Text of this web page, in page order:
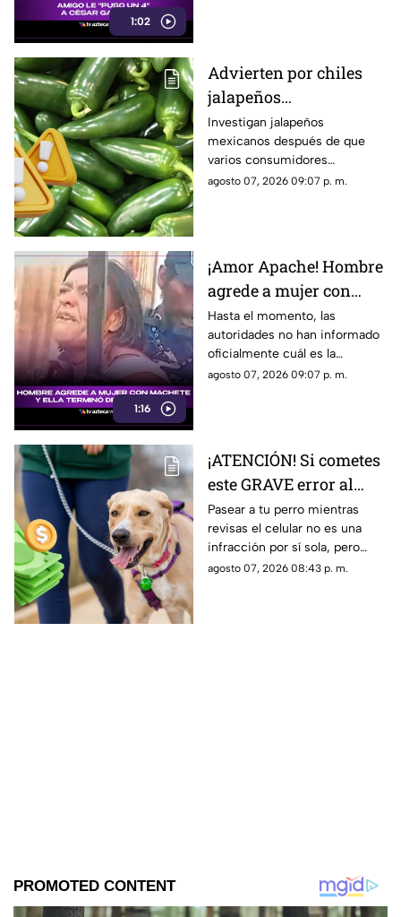
1:02
Advierten por chiles
jalapeños
CONTAMINADOS de
salmonella; hay más de
300 casos confirmados
Investigan jalapeños
mexicanos después de que
varios consumidores
enfermaran tras consumir
agosto 07, 2026 09:07 p. m.
1:16
¡Amor Apache! Hombre
agrede a mujer con
machete y ella termina
defendiéndolo [Video]
Hasta el momento, las
autoridades no han informado
oficialmente cuál es la
situación legal del hombre ni
agosto 07, 2026 09:07 p. m.
¡ATENCIÓN! Si cometes
este GRAVE error al
pasear a tu perro
podrías ser multado
Pasear a tu perro mientras
revisas el celular no es una
infracción por sí sola, pero
existe una conducta durante el
agosto 07, 2026 08:43 p. m.